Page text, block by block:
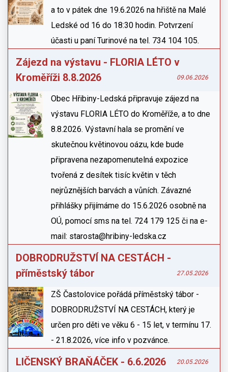
a to v pátek dne 19.6.2026 na hřiště na Malé
Ledské od 16 do 18:30 hodin. Potvrzení
účasti u paní Turinové na tel. 734 104 105.
Zájezd na výstavu - FLORIA LÉTO v
Kroměříži 8.8.2026
09.06.2026
Obec Hřibiny-Ledská připravuje zájezd na
výstavu FLORIA LÉTO do Kroměříže, a to dne
8.8.2026. Výstavní hala se promění ve
skutečnou květinovou oázu, kde bude
připravena nezapomenutelná expozice
tvořená z desítek tisíc květin v těch
nejrůznějších barvách a vůních. Závazné
přihlášky přijímáme do 15.6.2026 osobně na
OÚ, pomocí sms na tel. 724 179 125 či na e-
mail: starosta@hribiny-ledska.cz
DOBRODRUŽSTVÍ NA CESTÁCH -
příměstský tábor
27.05.2026
ZŠ Častolovice pořádá příměstský tábor -
DOBRODRUŽSTVÍ NA CESTÁCH, který je
určen pro děti ve věku 6 - 15 let, v termínu 17.
- 21.8.2026, více info v pozvánce.
LIČENSKÝ BRAŇÁČEK - 6.6.2026 20.05.2026